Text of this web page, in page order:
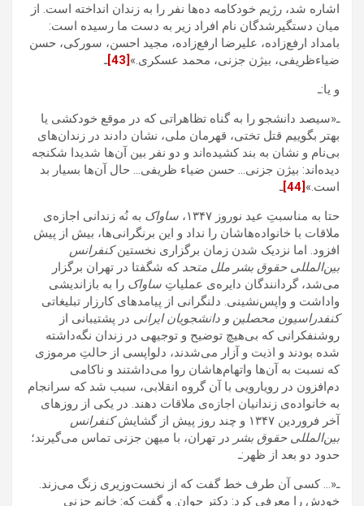
اشاره شد، رژیم خودکامه ده‌ها نفر را به زندان انداخته است. از
میان دستگیرشدگان نام افراد زیر به دست ما رسیده است:
بامداد ارفع‌زاده، علیرضا ارفع‌زاده، مجید احسن، سورکی، حسن
ضیاءظریفی، بیژن جزنی، محمد عسکری.» [43]
ـ
و یا:ـ
ـ«سیصد دانشجو را به گناه تظاهراتی که در موقع خودکشی یا
بهتر بگوییم قتل تختی، قهرمان ملی، نشان دادند در زندان‌های
بی‌نام و نشان به بند کشیده‌اند و دو نفر بین آن‌ها شدیدا شکنجه
دیده‌اند: بیژن جزنی… حسن ضیاء ظریفی… حال آن‌ها بسیار بد
است.» [44]
ـ
حتا به مناسبتِ عید نوروز ۱۳۴۷،
ساواک به نُه زندانی اجازه‌ی
ملاقات با خانواده‌هاشان را نداد و این برنگرانی‌ها، بیش از پیش
افزود. اما نزدیک شدن زمان برگزاری نخستینکنفرانس
بین‌المللی حقوق بشر ملل متحد که شگفتا در تهران برگزار
می‌شد، گردانندگان دایره‌ی عملیاتِ ساواک را به بازاندیشی
واداشت و واپس‌نشینی. دلنگرانی از پیامدهای کارزار تبلیغاتی
کنفدراسیون محصلین و دانشجویان ایرانی در پشتیبانی از
روشنفکرانی که بی‌هیچ توضیح و توجیهی در زندان نگه‌داشته
شده بودند و اذیت و آزار می‌شدند، دلواپسی از حالتِ مرموزی
که نسبت به آن‌ها واتهام‌ها‌شان روا می‌داشتند و ناکامی
دم‌افزون در رویارویی با آن گروه انقلابی، سبب شد که سرانجام
به خانواده‌ی زندانیان اجازه‌ی ملاقات دهند. در یکی از روزهای
آخر فروردین ۱۳۴۷ و چند روز‌ پیش از گشایش
کنفرانس
بین‌المللی حقوق بشر در تهران، با میهن جزنی تماس می‌گیرند؛
حدود دو بعد از ظهر:ـ
ـ«… کسی آن طرف خط گفت که از نخست‌وزیری زنگ می‌زند.
خودش را معرفی کرد: دکتر جوان. و گفت که: خانم جزنی